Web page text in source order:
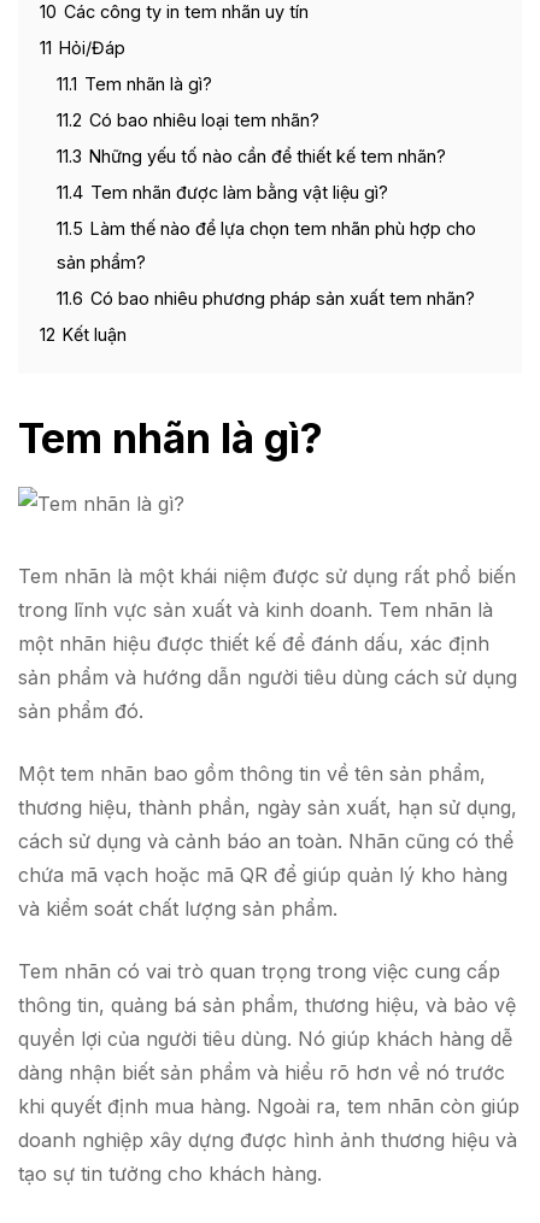
10 Các công ty in tem nhãn uy tín
11 Hỏi/Đáp
11.1 Tem nhãn là gì?
11.2 Có bao nhiêu loại tem nhãn?
11.3 Những yếu tố nào cần để thiết kế tem nhãn?
11.4 Tem nhãn được làm bằng vật liệu gì?
11.5 Làm thế nào để lựa chọn tem nhãn phù hợp cho
sản phẩm?
11.6 Có bao nhiêu phương pháp sản xuất tem nhãn?
12 Kết luận
Tem nhãn là gì?
Tem nhãn là một khái niệm được sử dụng rất phổ biến
trong lĩnh vực sản xuất và kinh doanh. Tem nhãn là
một nhãn hiệu được thiết kế để đánh dấu, xác định
sản phẩm và hướng dẫn người tiêu dùng cách sử dụng
sản phẩm đó.
Một tem nhãn bao gồm thông tin về tên sản phẩm,
thương hiệu, thành phần, ngày sản xuất, hạn sử dụng,
cách sử dụng và cảnh báo an toàn. Nhãn cũng có thể
chứa mã vạch hoặc mã QR để giúp quản lý kho hàng
và kiểm soát chất lượng sản phẩm.
Tem nhãn có vai trò quan trọng trong việc cung cấp
thông tin, quảng bá sản phẩm, thương hiệu, và bảo vệ
quyền lợi của người tiêu dùng. Nó giúp khách hàng dễ
dàng nhận biết sản phẩm và hiểu rõ hơn về nó trước
khi quyết định mua hàng. Ngoài ra, tem nhãn còn giúp
doanh nghiệp xây dựng được hình ảnh thương hiệu và
tạo sự tin tưởng cho khách hàng.